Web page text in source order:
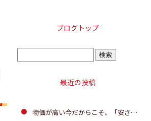
ブログトップ
最近の投稿
物価が高い今だからこそ、「安さ」だけで決めないで。